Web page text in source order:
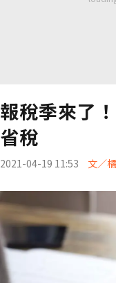
報稅季來了
省稅
2021-04-19 11:53 文／